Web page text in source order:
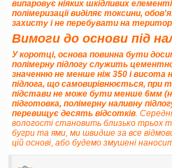
випаровує ніяких шкідливих
полімеризації виділяє токсини,
захисту і не перебувати на
Вимоги до основи під
У коротці, основа повинна бути
полімерну підлогу служить
значенню не менше ніж 350 і
підлога, що самовирівнюється, при
підстави не може бути менше 6мм
підготовка, полімерну наливну
перевищує десять відсотків.
вологості становить близько трьох
бугри та ями, ми швидше за все
цій основі, або будемо змушені